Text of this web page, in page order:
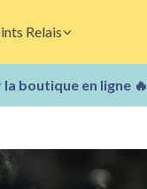
Relais
boutique en ligne 🔥